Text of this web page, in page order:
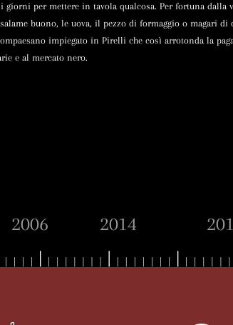
giorni per mettere in tavola qualcosa. Per fortuna dalla
buono, le uova, il pezzo di formaggio o magari di
impiegato in Pirelli che così arrotonda la
e al mercato nero.